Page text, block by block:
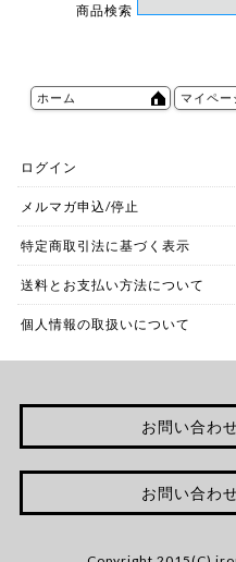
商品検索
ホーム マイペー
ログイン
メルマガ申込/停止
特定商取引法に基づく表示
送料とお支払い方法について
個人情報の取扱いについて
お問い合わ
お問い合わ